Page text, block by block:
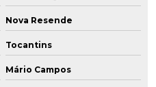
Nova Resende
Tocantins
Mário Campos